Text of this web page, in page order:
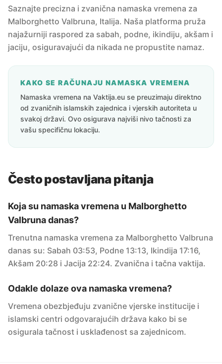
Saznajte precizna i zvanična namaska vremena za
Malborghetto Valbruna, Italija. Naša platforma pruža
najažurniji raspored za sabah, podne, ikindiju, akšam i
jaciju, osiguravajući da nikada ne propustite namaz.
KAKO SE RAČUNAJU NAMASKA VREMENA
Namaska vremena na Vaktija.eu se preuzimaju direktno
od zvaničnih islamskih zajednica i vjerskih autoriteta u
svakoj državi. Ovo osigurava najviši nivo tačnosti za
vašu specifičnu lokaciju.
Često postavljana pitanja
Koja su namaska vremena u Malborghetto
Valbruna danas?
Trenutna namaska vremena za Malborghetto Valbruna
danas su: Sabah 03:53, Podne 13:13, Ikindija 17:16,
Akšam 20:28 i Jacija 22:24. Zvanična i tačna vaktija.
Odakle dolaze ova namaska vremena?
Vremena obezbjeđuju zvanične vjerske institucije i
islamski centri odgovarajućih država kako bi se
osigurala tačnost i usklađenost sa zajednicom.